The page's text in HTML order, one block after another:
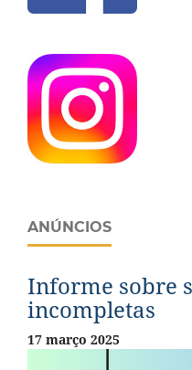
ANÚNCIOS
Informe sobre
incompletas
17 março 2025